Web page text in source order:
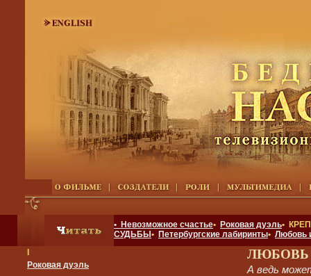
• Невозможное счастье• Роковая дуэль•
СУДЬБЫ • Петербургские лабиринты• Любовь
Роковая дуэль
ЛЮБОВЬ
А ведь